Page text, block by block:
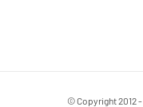
© Copyright 2012 -